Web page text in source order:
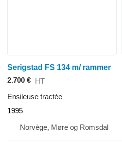
Serigstad FS 134 m/ rammer
2.700 € HT
Ensileuse tractée
1995
Norvège, Møre og Romsdal